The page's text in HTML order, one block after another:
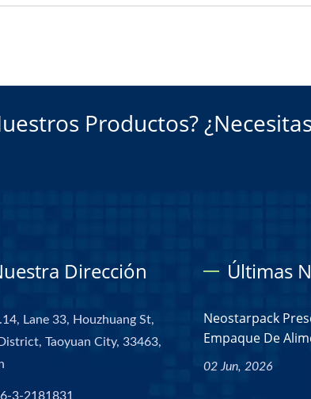
Productos?
Dirección
Lane 33, Houzhuang St,
Taoyuan City, 33463,
3-2181831
Últimas
Neostarpack
Empaque De
02 Jun, 2026